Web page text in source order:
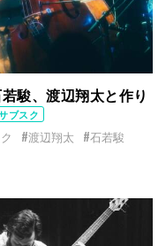
駿、渡辺翔太と作り
ブスク
#渡辺翔太 #石若駿